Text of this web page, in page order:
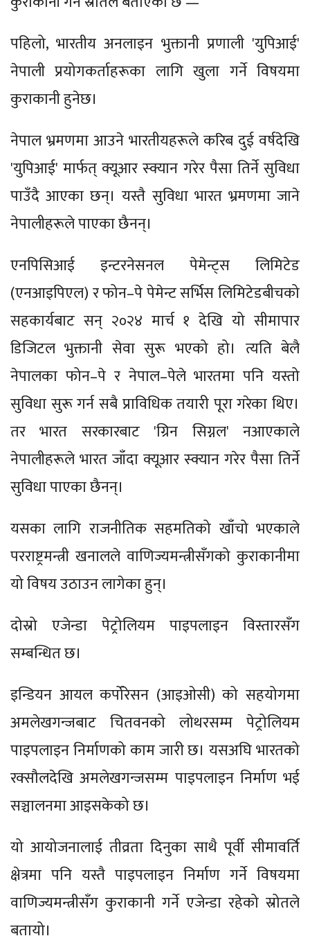
पहिलो, भारतीय अनलाइन भुक्तानी प्रणाली 'युपिआई'
नेपाली प्रयोगकर्ताहरूका लागि खुला गर्ने विषयमा
कुराकानी हुनेछ।
नेपाल भ्रमणमा आउने भारतीयहरूले करिब दुई वर्षदेखि
'युपिआई' मार्फत् क्यूआर स्क्यान गरेर पैसा तिर्ने सुविधा
पाउँदै आएका छन्। यस्तै सुविधा भारत भ्रमणमा जाने
नेपालीहरूले पाएका छैनन्।
एनपिसिआई इन्टरनेसनल पेमेन्ट्स लिमिटेड
(एनआइपिएल) र फोन–पे पेमेन्ट सर्भिस लिमिटेडबीचको
सहकार्यबाट सन् २०२४ मार्च १ देखि यो सीमापार
डिजिटल भुक्तानी सेवा सुरू भएको हो। त्यति बेलै
नेपालका फोन–पे र नेपाल–पेले भारतमा पनि यस्तो
सुविधा सुरू गर्न सबै प्राविधिक तयारी पूरा गरेका थिए।
तर भारत सरकारबाट 'ग्रिन सिग्नल' नआएकाले
नेपालीहरूले भारत जाँदा क्यूआर स्क्यान गरेर पैसा तिर्ने
सुविधा पाएका छैनन्।
यसका लागि राजनीतिक सहमतिको खाँचो भएकाले
परराष्ट्रमन्त्री खनालले वाणिज्यमन्त्रीसँगको कुराकानीमा
यो विषय उठाउन लागेका हुन्।
दोस्रो एजेन्डा पेट्रोलियम पाइपलाइन विस्तारसँग
सम्बन्धित छ।
इन्डियन आयल कर्पोरेसन (आइओसी) को सहयोगमा
अमलेखगन्जबाट चितवनको लोथरसम्म पेट्रोलियम
पाइपलाइन निर्माणको काम जारी छ। यसअघि भारतको
रक्सौलदेखि अमलेखगन्जसम्म पाइपलाइन निर्माण भई
सञ्चालनमा आइसकेको छ।
यो आयोजनालाई तीव्रता दिनुका साथै पूर्वी सीमावर्ति
क्षेत्रमा पनि यस्तै पाइपलाइन निर्माण गर्ने विषयमा
वाणिज्यमन्त्रीसँग कुराकानी गर्ने एजेन्डा रहेको स्रोतले
बतायो।